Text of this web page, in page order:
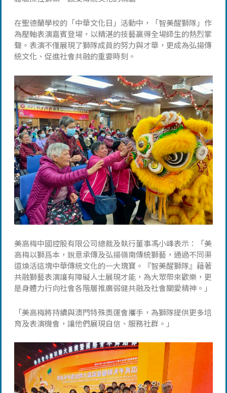
在聖德蘭學校的「中華文化日」活動中，「智美醒獅隊」作
為壓軸表演嘉賓登場，以精湛的技藝贏得全場師生的熱烈掌
聲。表演不僅展現了獅隊成員的努力與才華，更成為弘揚傳
統文化、促進社會共融的重要時刻。
美高梅中國控股有限公司總裁及執行董事馮小峰表示：「美
高梅以獅爲本，銳意承傳及弘揚嶺南傳統獅藝，通過不同渠
道煥活這塊中華傳統文化的一大瑰寶。『智美醒獅隊』藉著
共融獅藝表演讓有障礙人士展現才能，為大眾帶來歡樂，更
是身體力行向社會各階層推廣弱健共融及社會關愛精神。」
「美高梅將持續與澳門特殊奧運會攜手，為獅隊提供更多培
育及表演機會，讓他們展現自信、服務社群。」